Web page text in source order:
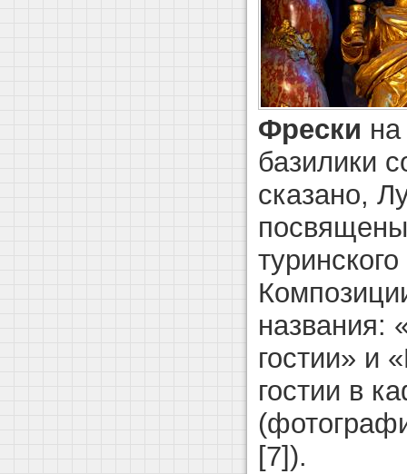
Фрески
базилики
сказано,
названия:
гостии» и
гостии в
[7]).